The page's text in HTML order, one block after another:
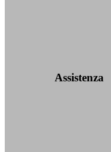
Assistenza